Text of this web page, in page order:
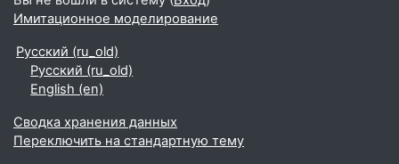
Имитационное моделирование
Русский ‎(ru_old)‎
Русский ‎(ru_old)‎
English ‎(en)‎
Сводка хранения данных
Переключить на стандартную тему